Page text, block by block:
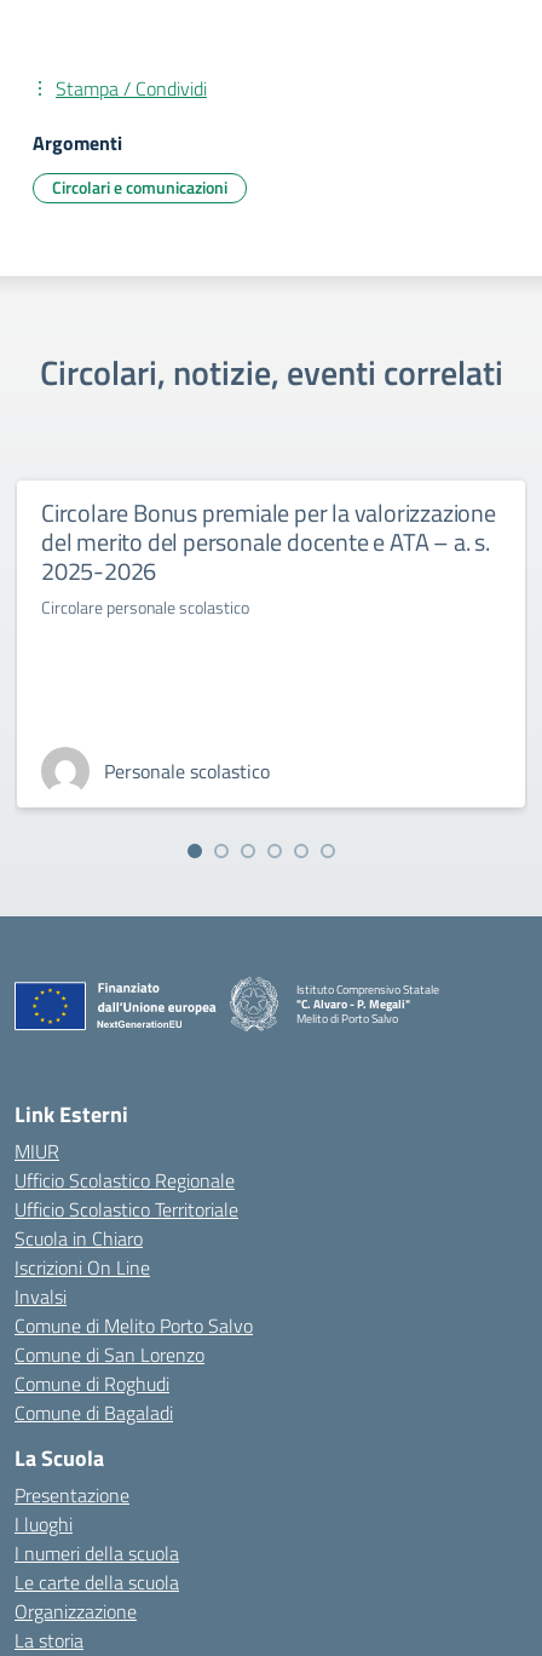
Stampa / Condividi
Argomenti
Circolari e comunicazioni
Circolari, notizie, eventi correlati
Circolare Bonus premiale per la valorizzazione
del merito del personale docente e ATA – a. s.
2025-2026
Circolare personale scolastico
Personale scolastico
Istituto Comprensivo Statale
"C. Alvaro - P. Megali"
Melito di Porto Salvo
Link Esterni
MIUR
Ufficio Scolastico Regionale
Ufficio Scolastico Territoriale
Scuola in Chiaro
Iscrizioni On Line
Invalsi
Comune di Melito Porto Salvo
Comune di San Lorenzo
Comune di Roghudi
Comune di Bagaladi
La Scuola
Presentazione
I luoghi
I numeri della scuola
Le carte della scuola
Organizzazione
La storia